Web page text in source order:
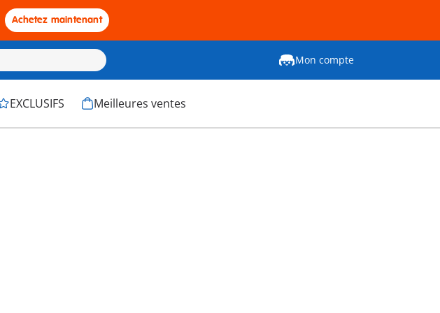
Achetez maintenant
Mon compte
EXCLUSIFS Meilleures ventes